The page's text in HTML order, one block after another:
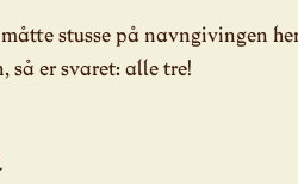
stusse på navngivingen
så er svaret: alle tre!